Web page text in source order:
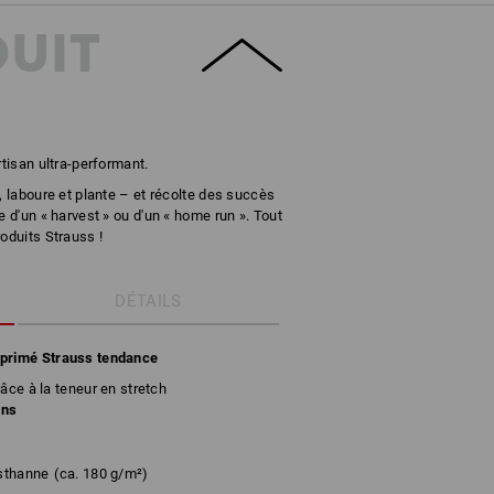
ultra-performant.
et plante – et récolte des succès
« harvest » ou d'un « home run ». Tout
Strauss !
DÉTAILS
Strauss tendance
à la teneur en stretch
(ca. 180 g/m²)